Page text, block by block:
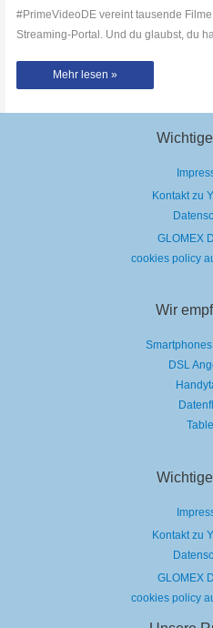
#PrimeVideoDE vereint tausende
Streaming-Portal. Und du glaubst, du
Admiral
letzten
Mehr lesen »
Kontakt zu
GLOMEX
cookies policy
Wir
DSL
Kontakt zu
GLOMEX
cookies policy